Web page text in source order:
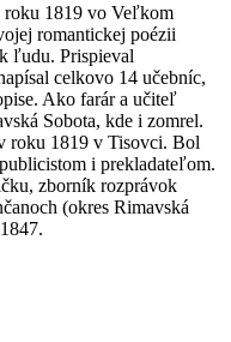
roku 1819 vo Veľkom
romantickej poézii
ľudu. Prispieval
celkovo 14 učebníc,
Ako farár a učiteľ
Sobota, kde i zomrel.
roku 1819 v Tisovci. Bol
i prekladateľom.
zborník rozprávok
(okres Rimavská